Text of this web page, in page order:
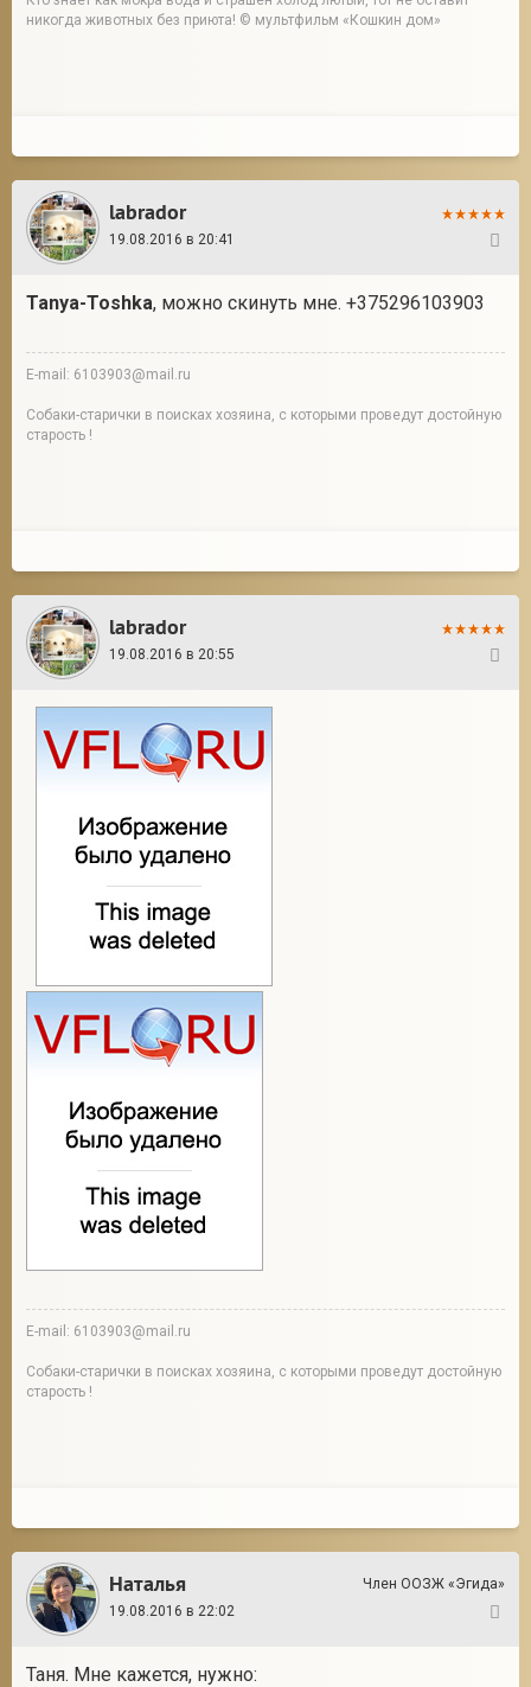
никогда животных без приюта! © мультфильм «Кошкин дом»
labrador
19.08.2016 в 20:41
Tanya-Toshka, можно скинуть мне. +375296103903
E-mail: 6103903@mail.ru
Собаки-старички в поисках хозяина, с которыми проведут достойную
старость !
labrador
19.08.2016 в 20:55
E-mail: 6103903@mail.ru
Собаки-старички в поисках хозяина, с которыми проведут достойную
старость !
Наталья
Член ООЗЖ «Эгида»
19.08.2016 в 22:02
Таня. Мне кажется, нужно: